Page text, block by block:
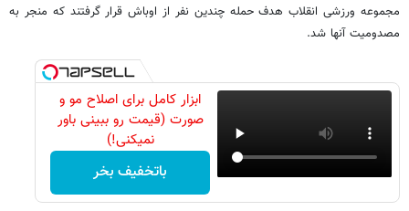
مجموعه ورزشی انقلاب هدف حمله چندین نفر از اوباش قرار گرفتند که منجر به
مصدومیت آنها شد.
ابزار کامل برای اصلاح مو و
صورت (قیمت رو ببینی باور
نمیکنی!)
باتخفیف بخر